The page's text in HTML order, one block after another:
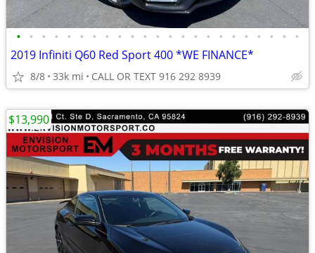
• • • • • • • • • • • • • • • • • • • • • • •
2019 Infiniti Q60 Red Sport 400 *WE FINANCE*
8/8 33k mi CALL OR TEXT 916 292 8939
$13,990